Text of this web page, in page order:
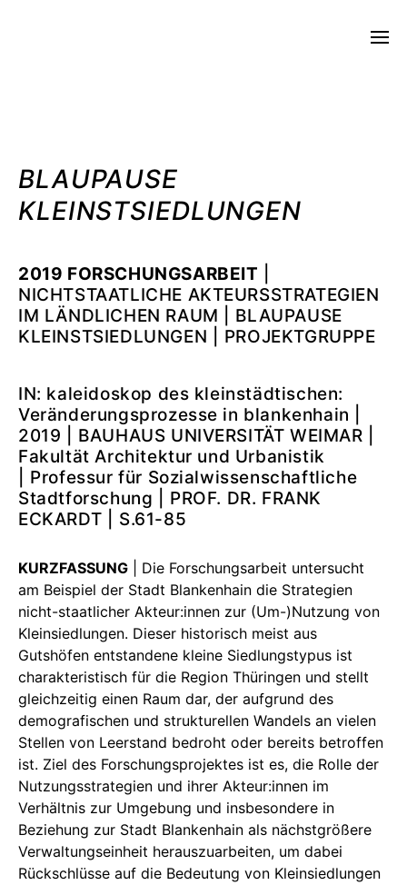
BLAUPAUSE
KLEINSTSIEDLUNGEN
2019 FORSCHUNGSARBEIT
NICHTSTAATLICHE AKTEURSSTRATEGIEN
IM LÄNDLICHEN RAUM | BLAUPAUSE
KLEINSTSIEDLUNGEN | PROJEKTGRUPPE
IN: kaleidoskop des kleinstädtischen:
Veränderungsprozesse in blankenhain |
2019 | BAUHAUS UNIVERSITÄT WEIMAR |
Fakultät Architektur und Urbanistik
| Professur für Sozialwissenschaftliche
Stadtforschung | PROF. DR. FRANK
ECKARDT | S.61-85
KURZFASSUNG | Die Forschungsarbeit untersucht
am Beispiel der Stadt Blankenhain die Strategien
nicht-staatlicher Akteur:innen zur (Um-)Nutzung von
Kleinsiedlungen. Dieser historisch meist aus
Gutshöfen entstandene kleine Siedlungstypus ist
charakteristisch für die Region Thüringen und stellt
gleichzeitig einen Raum dar, der aufgrund des
demografischen und strukturellen Wandels an vielen
Stellen von Leerstand bedroht oder bereits betroffen
ist. Ziel des Forschungsprojektes ist es, die Rolle der
Nutzungsstrategien und ihrer Akteur:innen im
Verhältnis zur Umgebung und insbesondere in
Beziehung zur Stadt Blankenhain als nächstgrößere
Verwaltungseinheit herauszuarbeiten, um dabei
Rückschlüsse auf die Bedeutung von Kleinsiedlungen